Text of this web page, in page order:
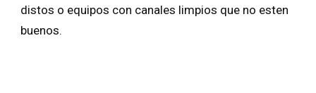
distos o equipos con canales limpios que no esten
buenos.